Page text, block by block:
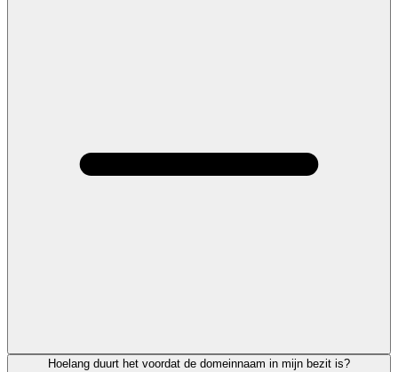
Hoelang duurt het voordat de domeinnaam in mijn bezit is?